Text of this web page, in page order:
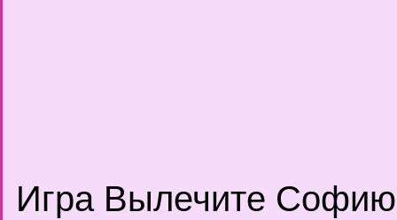
Игра Вылечите Софию